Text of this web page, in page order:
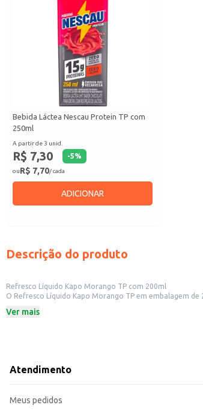
Bebida Láctea Nescau Protein TP com
250ml
A partir de 3 unid.
R$ 7,30 -5%
ouR$ 7,70/ cada
ADICIONAR
Descrição do produto
Refresco Líquido Kapo Morango TP com 200ml
O Refresco Líquido Kapo Morango TP em embalagem
Embalagem de 200ml.
Pode ser consumido puro ou diluído em água, de acordo
Ideal para complementar o cardápio de lanches e
recursos.
Ver mais
Atendimento
Meus pedidos